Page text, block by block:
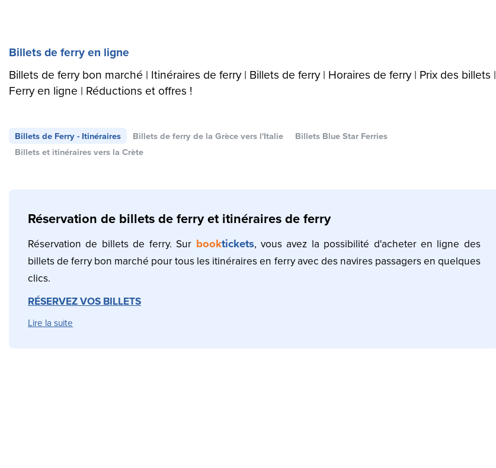
Billets de ferry en ligne
Billets de ferry bon marché | Itinéraires de ferry | Billets de ferry | Horaires de ferry | Prix des billets |
Ferry en ligne | Réductions et offres !
Billets de Ferry - Itinéraires Billets de ferry de la Grèce vers l'Italie
Billets Blue Star Ferries
Billets et itinéraires vers la Crète
Réservation de billets de ferry et itinéraires de ferry
Réservation de billets de ferry. Sur booktickets, vous avez la possibilité d'acheter en ligne des
billets de ferry bon marché pour tous les itinéraires en ferry avec des navires passagers en quelques
clics.
RÉSERVEZ VOS BILLETS
Lire la suite